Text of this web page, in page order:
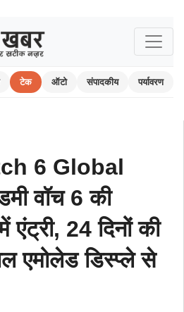
टेक ऑटो संपादकीय पर्यावरण
6 Global
वॉच 6 की
एंट्री, 24 दिनों की
एमोलेड डिस्प्ले से